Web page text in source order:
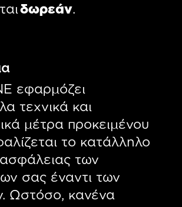
δωρεάν.
εφαρμόζει
τεχνικά και
μέτρα προκειμένου
το κατάλληλο
των
σας έναντι των
Ωστόσο, κανένα